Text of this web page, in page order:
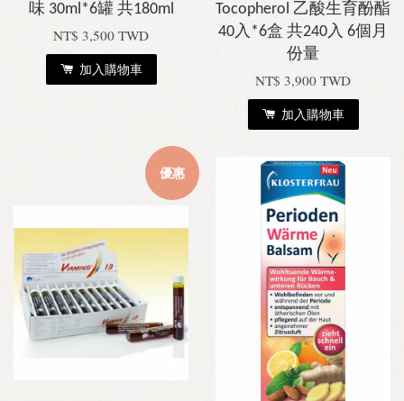
味 30ml*6罐 共180ml
NT$ 3,500 TWD
加入購物車
Tocopherol 乙酸生育酚酯
40入*6盒 共240入 6個月
份量
NT$ 3,900 TWD
加入購物車
優惠